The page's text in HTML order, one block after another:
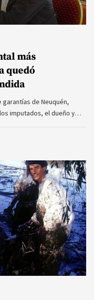
más
quedó
de Neuquén,
imputados, el dueño y…